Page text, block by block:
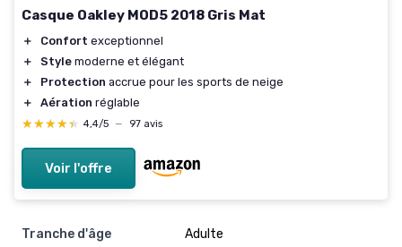
Casque Oakley MOD5 2018 Gris Mat
＋ Confort exceptionnel
＋
Style moderne et élégant
＋
Protection accrue pour les sports de neige
＋
Aération réglable
★★★★★
★★★★★ 4,4/5 — 97 avis
Voir l'offre
Tranche d'âge
‎Adulte